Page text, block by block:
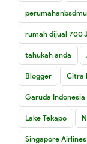
rumah dijual 700
tahukah anda
Blogger Citra
Garuda Indonesia
Lake Tekapo
Singapore Airlines